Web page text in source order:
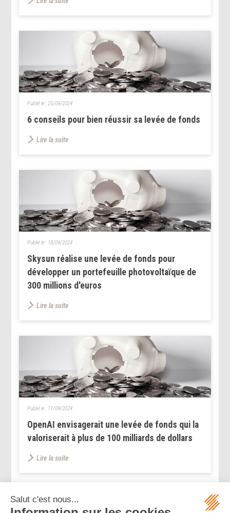
6 conseils pour bien réussir sa levée de fonds
Publié le : 25/09/2024
Lire la suite
Skysun réalise une levée de fonds pour
développer un portefeuille photovoltaïque de
300 millions d'euros
Publié le : 18/09/2024
Lire la suite
OpenAI envisagerait une levée de fonds qui la
valoriserait à plus de 100 milliards de dollars
Publié le : 11/09/2024
Lire la suite
<< < ...